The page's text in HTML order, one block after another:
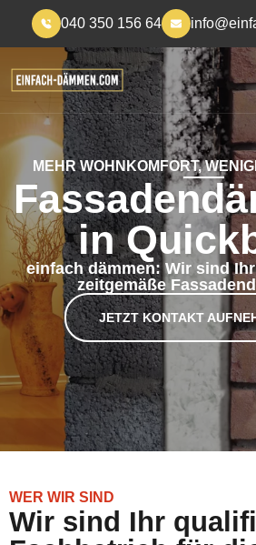
040 350 156 64
MEHR WOHNKOMFORT,
in
einfach dämmen: Wir sind
zeitgemäße
JETZT KONTAKT
WER WIR SIND
Wir sind Ihr